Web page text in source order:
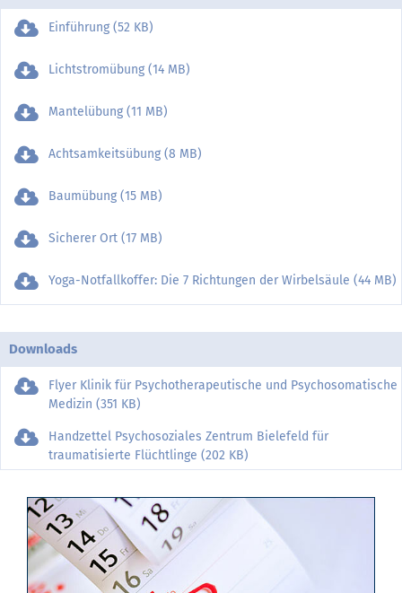
Einführung (52 KB)
Lichtstromübung (14 MB)
Mantelübung (11 MB)
Achtsamkeitsübung (8 MB)
Baumübung (15 MB)
Sicherer Ort (17 MB)
Yoga-Notfallkoffer: Die 7 Richtungen der Wirbelsäule (44 MB)
Downloads
Flyer Klinik für Psychotherapeutische und Psychosomatische
Medizin (351 KB)
Handzettel Psychosoziales Zentrum Bielefeld für
traumatisierte Flüchtlinge (202 KB)